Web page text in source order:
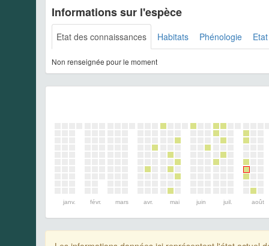
Informations sur l'espèce
Etat des connaissances Habitats Phénologie
Non renseignée pour le moment
janv. févr. mars avr. mai juin juil. août